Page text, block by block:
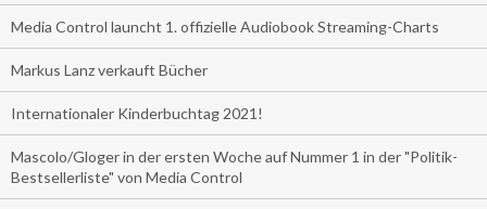
Media Control launcht 1. offizielle Audiobook Streaming-Charts
Markus Lanz verkauft Bücher
Internationaler Kinderbuchtag 2021!
Mascolo/Gloger in der ersten Woche auf Nummer 1 in der "Politik-
Bestsellerliste" von Media Control